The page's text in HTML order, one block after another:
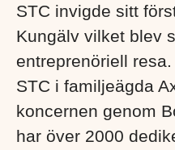
STC invigde sitt
Kungälv vilket blev
entreprenöriell
STC i familjeägda
koncernen genom
har över 2000